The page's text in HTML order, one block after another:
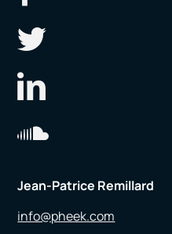
Jean-Patrice Remillard
info@pheek.com